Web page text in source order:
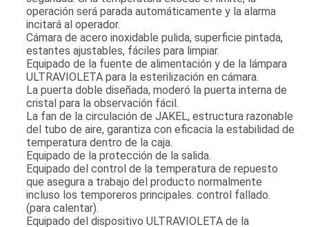
operación será parada automáticamente y la alarma
incitará al operador.
Cámara de acero inoxidable pulida, superficie pintada,
estantes ajustables, fáciles para limpiar.
Equipado de la fuente de alimentación y de la lámpara
ULTRAVIOLETA para la esterilización en cámara.
La puerta doble diseñada, moderó la puerta interna de
cristal para la observación fácil.
La fan de la circulación de JAKEL, estructura razonable
del tubo de aire, garantiza con eficacia la estabilidad de
temperatura dentro de la caja.
Equipado de la protección de la salida.
Equipado del control de la temperatura de repuesto
que asegura a trabajo del producto normalmente
incluso los temporeros principales. control fallado.
(para calentar).
Equipado del dispositivo ULTRAVIOLETA de la